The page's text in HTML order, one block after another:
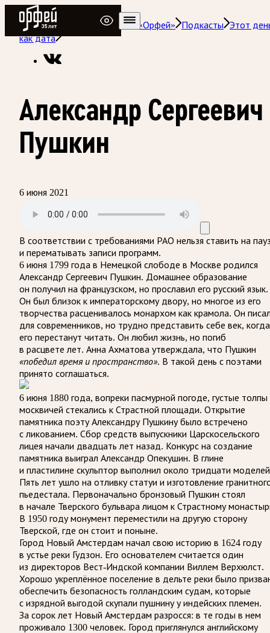
Радио Орфей
Радио классической музыки «Орфей»
Подкасты
Этот
как дата
Александр Сергеевич
Пушкин
6 июня 2021
В соответствии с требованиями РАО нельзя ставить на
и перематывать записи программ.
6 июня 1799 года в Немецкой слободе в Москве родился
Александр Сергеевич Пушкин. Домашнее образование
он получил на французском, но прославил его русский язык.
Он был близок к императорскому двору, но многое из его
творчества расценивалось монархом как крамола. Он
для современников, но трудно представить себе век, когда
его перестанут читать. Он любил жизнь, но погиб
в расцвете лет. Анна Ахматова утверждала, что Пушкин
«победил время и пространство». В такой день с поэтами
принято соглашаться.
6 июня 1880 года, вопреки пасмурной погоде, густые толпы
москвичей стекались к Страстной площади. Открытие
памятника поэту Александру Пушкину было встречено
с ликованием. Сбор средств выпускники Царскосельского
лицея начали двадцать лет назад. Конкурс на создание
памятника выиграл Александр Опекушин. В глине
и пластилине скульптор выполнил около тридцати
Пять лет ушло на отливку статуи и изготовление
пьедестала. Первоначально бронзовый Пушкин стоял
в начале Тверского бульвара лицом к Страстному
В 1950 году монумент переместили на другую сторону
Тверской, где он стоит и поныне.
Город Новый Амстердам начал свою историю в 1624 году
в устье реки Гудзон. Его основателем считается один
из директоров Вест-Индской компании Виллем Верхюлст.
Хорошо укреплённое поселение в дельте реки было
обеспечить безопасность голландским судам, которые
с изрядной выгодой скупали пушнину у индейских племен.
За сорок лет Новый Амстердам разросся: в те годы в нем
проживало 1300 человек. Город приглянулся английскому